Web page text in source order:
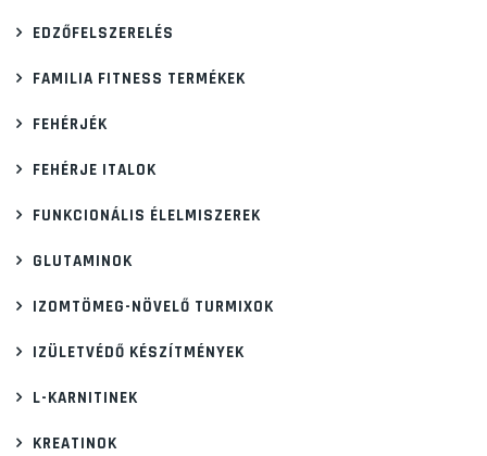
EDZŐFELSZERELÉS
FAMILIA FITNESS TERMÉKEK
FEHÉRJÉK
FEHÉRJE ITALOK
FUNKCIONÁLIS ÉLELMISZEREK
GLUTAMINOK
IZOMTÖMEG-NÖVELŐ TURMIXOK
IZÜLETVÉDŐ KÉSZÍTMÉNYEK
L-KARNITINEK
KREATINOK